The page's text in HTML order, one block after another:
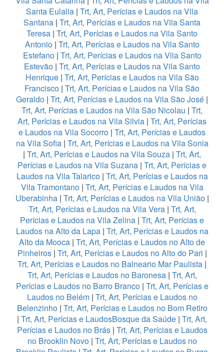
Santa Eulalia | Trt, Art, Perícias e Laudos na Vila
Santana | Trt, Art, Perícias e Laudos na Vila Santa
Teresa | Trt, Art, Perícias e Laudos na Vila Santo
Antonio| Trt, Art, Perícias e Laudos na Vila Santo
Estefano| Trt, Art, Perícias e Laudos na Vila Santo
Estevão | Trt, Art, Perícias e Laudos na Vila Santo
Henrique| Trt, Art, Perícias e Laudos na Vila São
Francisco | Trt, Art, Perícias e Laudos na Vila São
Geraldo | Trt, Art, Perícias e Laudos na Vila São José |
Trt, Art, Perícias e Laudos na Vila São Nicolau | Trt,
Art, Perícias e Laudos na Vila Silvia | Trt, Art, Perícias
e Laudos na Vila Socorro | Trt, Art, Perícias e Laudos
na Vila Sofia| Trt, Art, Perícias e Laudos na Vila Sonia
| Trt, Art, Perícias e Laudos na Vila Souza | Trt, Art,
Perícias e Laudos na Vila Suzana | Trt, Art, Perícias e
Laudos na Vila Talarico| Trt, Art, Perícias e Laudos na
Vila Tramontano| Trt, Art, Perícias e Laudos na Vila
Uberabinha| Trt, Art, Perícias e Laudos na Vila União|
Trt, Art, Perícias e Laudos na Vila Vera| Trt, Art,
Perícias e Laudos na Vila Zelina | Trt, Art, Perícias e
Laudos na Alto da Lapa| Trt, Art, Perícias e Laudos na
Alto da Mooca | Trt, Art, Perícias e Laudos no Alto de
Pinheiros| Trt, Art, Perícias e Laudos no Alto do Pari |
Trt, Art, Perícias e Laudos no Balneario Mar Paulista |
Trt, Art, Perícias e Laudos no Baronesa| Trt, Art,
Perícias e Laudos no Barro Branco| Trt, Art, Perícias e
Laudos no Belém| Trt, Art, Perícias e Laudos no
Belenzinho| Trt, Art, Perícias e Laudos no Bom Retiro
| Trt, Art, Perícias e LaudosBosque da Saúde | Trt, Art,
Perícias e Laudos no Brás| Trt, Art, Perícias e Laudos
no Brooklin Novo| Trt, Art, Perícias e Laudos no